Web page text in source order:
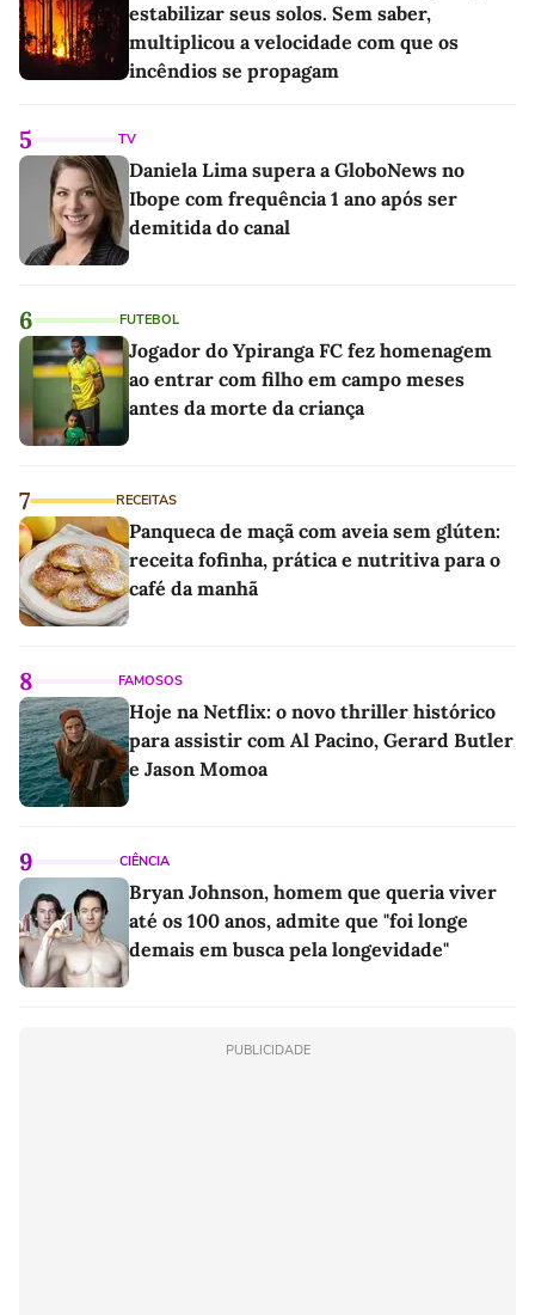
estabilizar seus solos. Sem saber,
multiplicou a velocidade com que os
incêndios se propagam
5 TV
Daniela Lima supera a GloboNews no
Ibope com frequência 1 ano após ser
demitida do canal
6 FUTEBOL
Jogador do Ypiranga FC fez homenagem
ao entrar com filho em campo meses
antes da morte da criança
7 RECEITAS
Panqueca de maçã com aveia sem glúten:
receita fofinha, prática e nutritiva para o
café da manhã
8 FAMOSOS
Hoje na Netflix: o novo thriller histórico
para assistir com Al Pacino, Gerard Butler
e Jason Momoa
9 CIÊNCIA
Bryan Johnson, homem que queria viver
até os 100 anos, admite que "foi longe
demais em busca pela longevidade"
PUBLICIDADE